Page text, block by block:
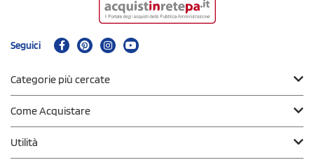
Seguici
Categorie più cercate
Come Acquistare
Utilità